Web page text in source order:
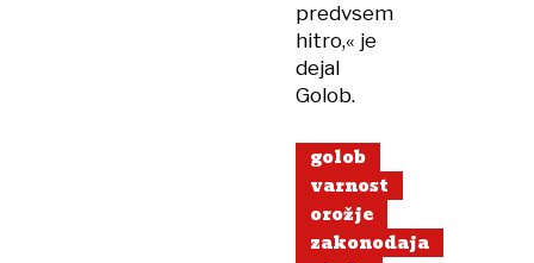
predvsem
hitro,« je
dejal
Golob.
golob
varnost
orožje
zakonodaja